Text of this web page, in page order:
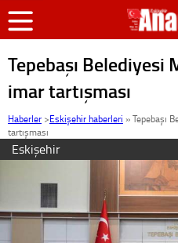
Tepebaşı
imar tartışması
Haberler >Eskişehir haberleri »Tepebaşı
tartışması
Eskişehir